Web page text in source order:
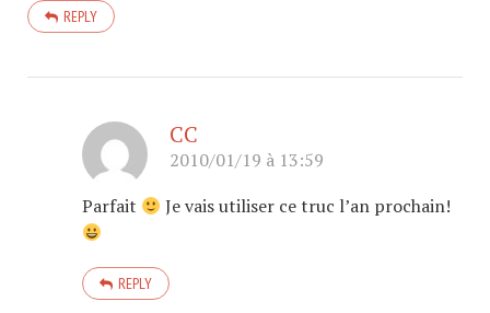
REPLY
CC
2010/01/19 à 13:59
Parfait
Je vais utiliser ce truc l’an prochain!
REPLY